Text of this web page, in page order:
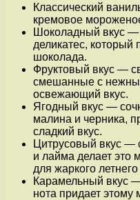
Классический
кремовое
Шоколадный вкус
деликатес, который
шоколада.
Фруктовый вкус —
смешанные с
освежающий вкус.
Ягодный вкус —
малина и черника,
сладкий вкус.
Цитрусовый вкус —
и лайма делает
для жаркого
Карамельный вкус
нота придает